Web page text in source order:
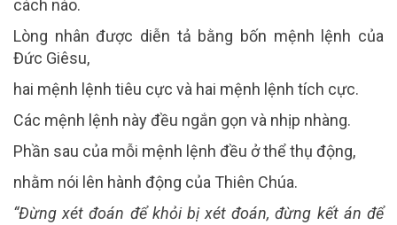
cách nào.
Lòng nhân được diễn tả bằng bốn mệnh lệnh của
Đức Giêsu,
hai mệnh lệnh tiêu cực và hai mệnh lệnh tích cực.
Các mệnh lệnh này đều ngắn gọn và nhịp nhàng.
Phần sau của mỗi mệnh lệnh đều ở thể thụ động,
nhằm nói lên hành động của Thiên Chúa.
“Đừng xét đoán để khỏi bị xét đoán, đừng kết án để